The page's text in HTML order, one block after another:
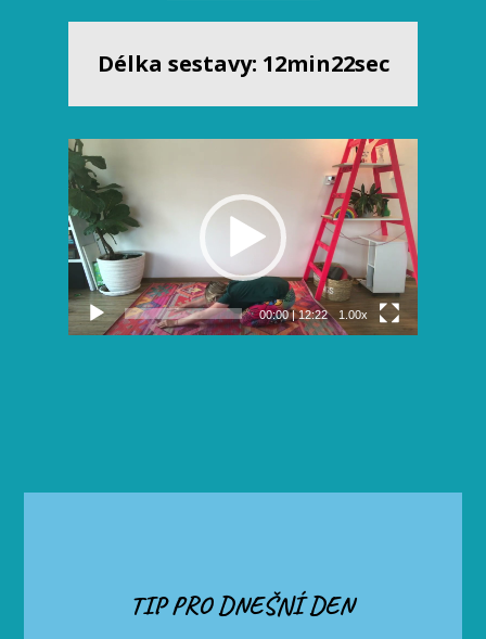
Délka sestavy: 12min22sec
Video
přehrávač
00:00|12:22 1.00x
TIP PRO DNEŠNÍ DEN